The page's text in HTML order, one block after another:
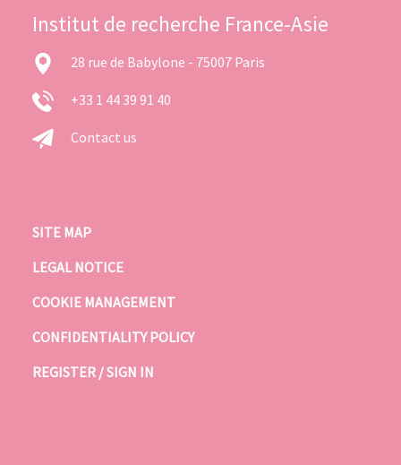
Institut de recherche France-Asie
28 rue de Babylone - 75007 Paris
+33 1 44 39 91 40
Contact us
SITE MAP
LEGAL NOTICE
COOKIE MANAGEMENT
CONFIDENTIALITY POLICY
REGISTER / SIGN IN